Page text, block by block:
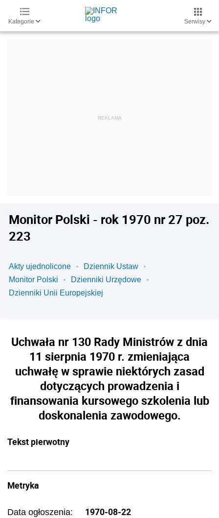
Kategorie Serwisy
Monitor Polski - rok 1970 nr 27 poz.
223
Akty ujednolicone
Dziennik Ustaw
Monitor Polski
Dzienniki Urzędowe
Dzienniki Unii Europejskiej
Uchwała nr 130 Rady Ministrów z dnia
11 sierpnia 1970 r. zmieniająca
uchwałę w sprawie niektórych zasad
dotyczących prowadzenia i
finansowania kursowego szkolenia lub
doskonalenia zawodowego.
Tekst pierwotny
Metryka
Data ogłoszenia: 1970-08-22